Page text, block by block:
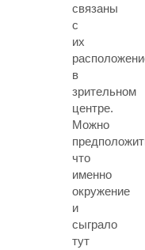
связаны
с
их
в
зрительном
центре.
Можно
что
именно
окружение
и
сыграло
тут